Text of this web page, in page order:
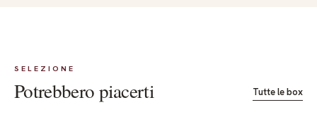
SELEZIONE
Potrebbero piacerti Tutte le box